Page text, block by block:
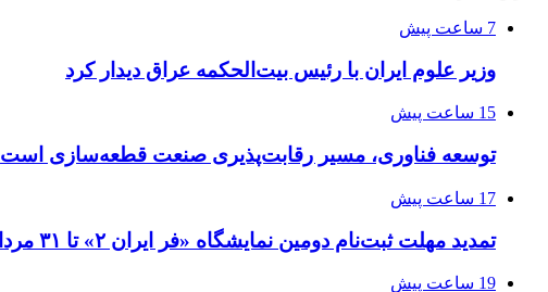
7 ساعت پیش
وزیر علوم ایران با رئیس بیت‌الحکمه عراق دیدار کرد
15 ساعت پیش
توسعه فناوری، مسیر رقابت‌پذیری صنعت قطعه‌سازی است
17 ساعت پیش
تمدید مهلت ثبت‌نام دومین نمایشگاه «فر ایران ۲» تا ۳۱ مرداد
19 ساعت پیش